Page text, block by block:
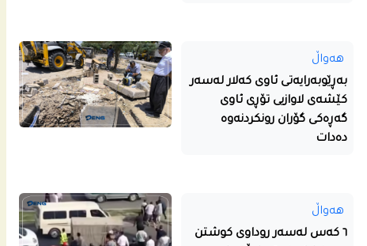
هەواڵ
بەڕێوبەرایەتی ئاوی کەلار لەسەر
کێشەی لاوازیی تۆڕی ئاوی
گەڕەکی گۆران رونکردنەوە
دەدات
هەواڵ
٦ کەس لەسەر روداوی کوشتن